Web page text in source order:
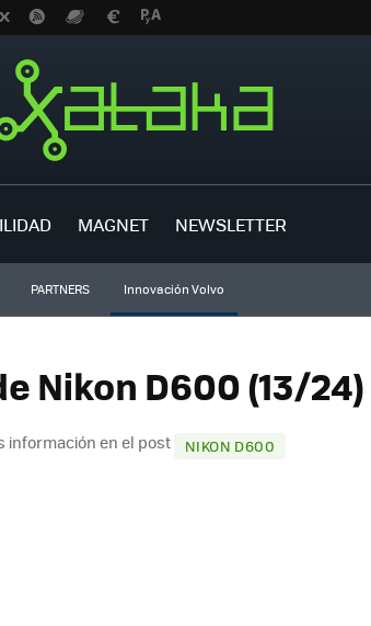
MAGNET NEWSLETTER
PARTNERS Innovación Volvo
Nikon D600 (13/24)
información en el post NIKON D600